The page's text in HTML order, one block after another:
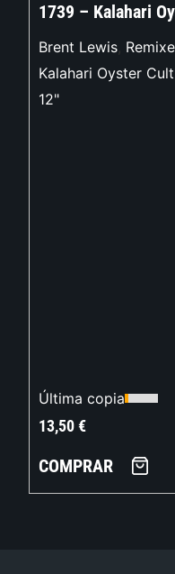
1739 – Kalahari
Brent Lewis,
Kalahari Oyster Cult
12"
Última copia
13,50€
COMPRAR